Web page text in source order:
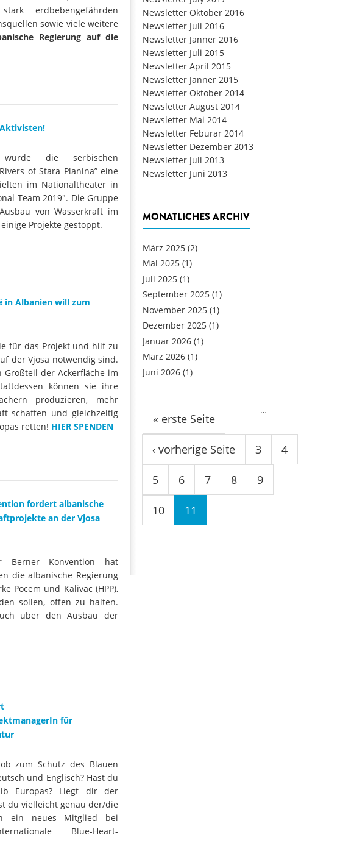
erdbebengefährden
sowie viele weitere
Regierung auf die
die serbischen
of Stara Planina” eine
im Nationaltheater in
Team 2019". Die Gruppe
von Wasserkraft im
Projekte gestoppt.
in Albanien will zum
für das Projekt und hilf zu
der Vjosa notwendig sind.
der Ackerfläche im
können sie ihre
produzieren, mehr
schaffen und gleichzeitig
retten! HIER SPENDEN
fordert albanische
an der Vjosa
Berner Konvention hat
die albanische Regierung
Pocem und Kalivac (HPP),
sollen, offen zu halten.
über den Ausbau der
für
zum Schutz des Blauen
und Englisch? Hast du
Europas? Liegt dir der
du vielleicht genau der/die
ein neues Mitglied bei
Blue-Heart-
Newsletter Oktober 2016
Newsletter Juli 2016
Newsletter Jänner 2016
Newsletter Juli 2015
Newsletter April 2015
Newsletter Jänner 2015
Newsletter Oktober 2014
Newsletter August 2014
Newsletter Mai 2014
Newsletter Feburar 2014
Newsletter Dezember 2013
Newsletter Juli 2013
Newsletter Juni 2013
MONATLICHES ARCHIV
März 2025 (2)
Mai 2025 (1)
Juli 2025 (1)
September 2025 (1)
November 2025 (1)
Dezember 2025 (1)
Januar 2026 (1)
März 2026 (1)
Juni 2026 (1)
Seiten
« erste Seite
‹ vorherige Seite
…
3 4
5 6 7 8 9
10 11